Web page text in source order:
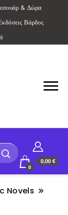
& Δώρα
Βάρδος
0
0,00 €
Novels